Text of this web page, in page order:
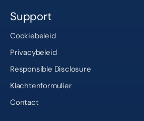
Support
Cookiebeleid
Privacybeleid
Responsible Disclosure
Klachtenformulier
Contact